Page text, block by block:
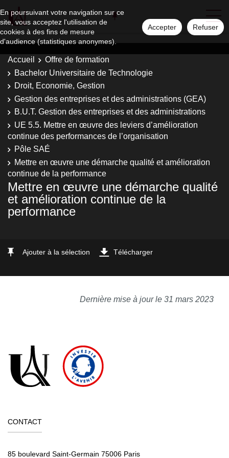
En poursuivant votre navigation sur ce
site, vous acceptez l'utilisation de
cookies à des fins de mesure
d'audience (statistiques anonymes).
Accepter Refuser
Accueil
Offre de formation
Bachelor Universitaire de Technologie
Droit, Economie, Gestion
Gestion des entreprises et des administrations (GEA)
B.U.T. Gestion des entreprises et des administrations
UE 5.5. Mettre en œuvre des leviers d’amélioration
continue des performances de l’organisation
Pôle SAÉ
Mettre en œuvre une démarche qualité et amélioration
continue de la performance
Mettre en œuvre une démarche qualité
et amélioration continue de la
performance
Ajouter à la sélection Télécharger
Dernière mise à jour le 31 mars 2023
CONTACT
85 boulevard Saint-Germain 75006 Paris